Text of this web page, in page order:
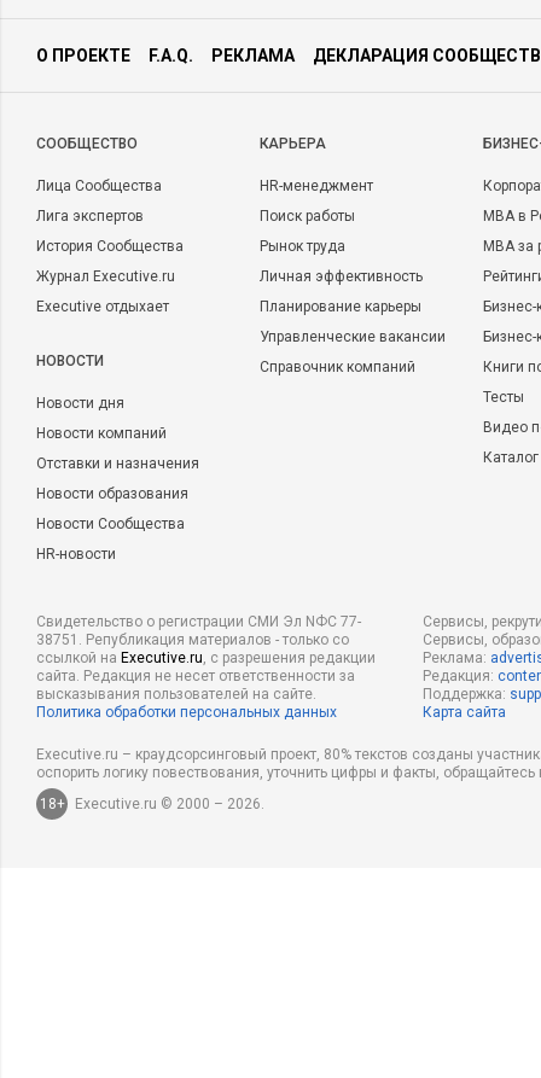
О ПРОЕКТЕ F.A.Q. РЕКЛАМА ДЕКЛАРАЦИЯ
CООБЩЕСТВО
Лица Сообщества
Лига экспертов
История Сообщества
Журнал Executive.ru
Executive отдыхает
НОВОСТИ
Новости дня
Новости компаний
Отставки и назначения
Новости образования
Новости Сообщества
HR-новости
КАРЬЕРА
HR-менеджмент
Поиск работы
Рынок труда
Личная эффективность
Планирование карьеры
Управленческие вакансии
Справочник компаний
MBA в
MBA
Бизнес-
Книги
Тесты
Видео
Свидетельство о регистрации СМИ Эл NФС 77-
38751. Републикация материалов - только со
ссылкой на Executive.ru, с разрешения редакции
сайта. Редакция не несет ответственности за
высказывания пользователей на сайте.
Политика обработки персональных данных
Сервисы,
Сервисы,
Реклама:
Редакция:
Поддержка:
Карта сайта
Executive.ru – краудсорсинговый проект, 80% текстов созданы
оспорить логику повествования, уточнить цифры и факты,
18+
Executive.ru © 2000 – 2026.